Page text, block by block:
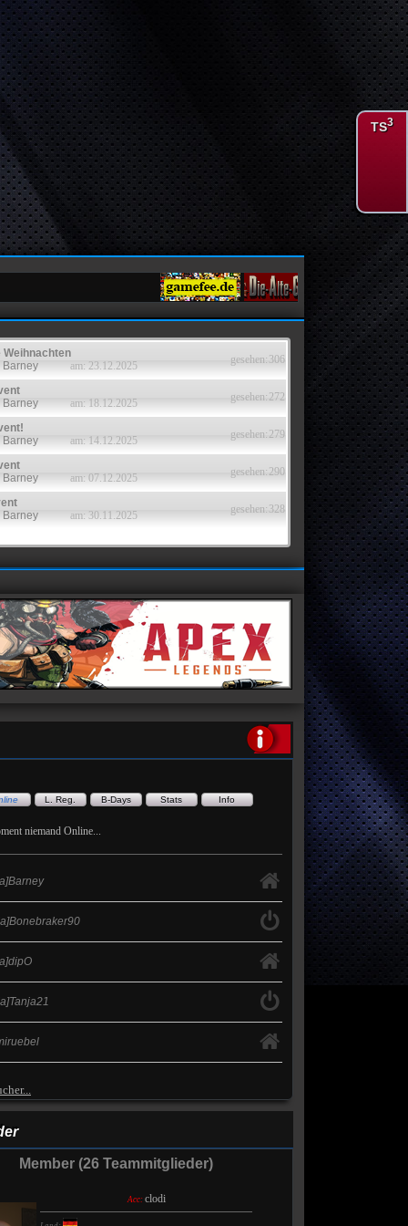
TS3
Weihnachten
gesehen: 306
Barney
am: 23.12.2025
gesehen:272
Barney
am: 18.12.2025
gesehen:279
Barney
am: 14.12.2025
gesehen:290
Barney
am: 07.12.2025
gesehen: 328
Barney am: 30.11.2025
Apex Legends
EA
L. Reg. B-Days Stats Info
niemand Online...
Member (26 Teammitglieder)
Acc: clodi